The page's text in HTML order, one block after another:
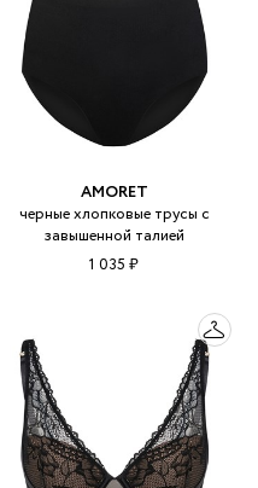
AMORET
черные хлопковые трусы с
завышенной талией
1 035 ₽